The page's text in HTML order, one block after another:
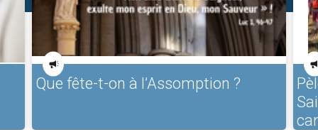
Que fête-t-on à l’Assomption ?